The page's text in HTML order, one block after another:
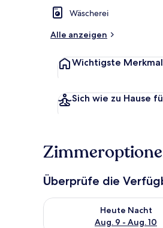
Wäscherei
Alle anzeigen
Wichtigste
Sich wie zu Hause
Überprüfe die
Heute Nacht
Aug. 9 - Aug. 10
Überprüfe die